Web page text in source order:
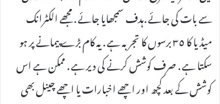
سے بات کی جائے .ہدف سمجھایا جائے . مجھے الکٹرانک
میڈیا کا ٣٥ برسوں کا تجربہ ہے . یہ کام بڑے پیمانے پر ہو
سکتا ہے . صرف کوشش کرنے کی دیر ہے . ممکن ہے اس
کوشش کے بعد کچھ اور اچھے اخبارات یا اچھے چینل بھی